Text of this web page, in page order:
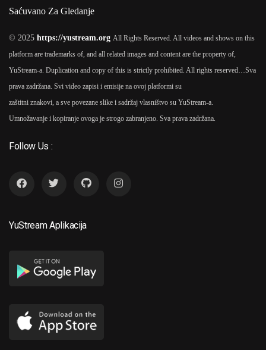
Saćuvano Za Gledanje
© 2025 https://yustream.org All Rights Reserved. All videos and shows on this
platform are trademarks of, and all related images and content are the property of,
YuStream-a. Duplication and copy of this is strictly prohibited. All rights reserved… Sva
prava zadržana. Svi video zapisi i emisije na ovoj platformi su
zaštitni znakovi, a sve povezane slike i sadržaj vlasništvo su YuStream-a.
Umnožavanje i kopiranje ovoga je strogo zabranjeno. Sva prava zadržana.
Follow Us :
YuStream Aplikacija